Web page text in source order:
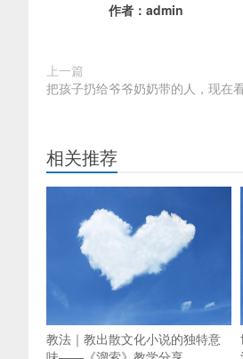
作者： admin
上一篇
把孩子扔给爷爷奶奶带的人，现在
相关推荐
教法｜教出散文化小说的独特意